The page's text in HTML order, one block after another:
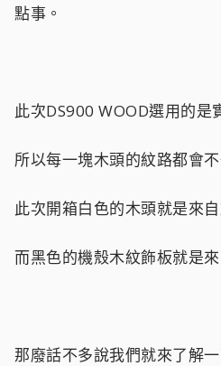
點事。
此次DS900 WOOD選用的是
所以每一塊木頭的紋路都會
此次開箱白色的木頭就是來
而黑色的機殼木紋飾板就是
那廢話不多說我們就來了解